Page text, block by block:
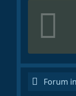
Forum